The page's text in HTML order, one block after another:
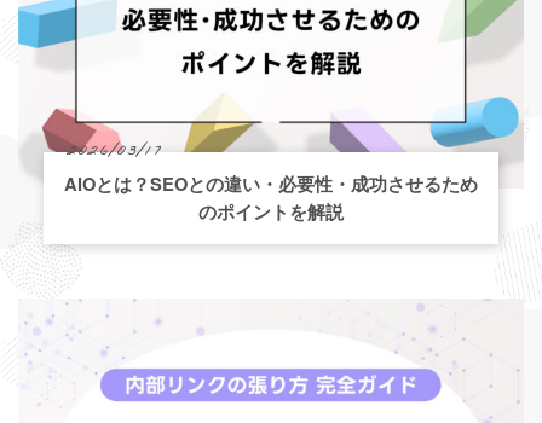
2026/03/17
AIOとは？SEOとの違い・必要性・成功させるため
のポイントを解説